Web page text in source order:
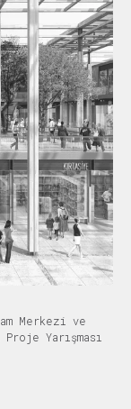
Merkezi ve
Yarışması